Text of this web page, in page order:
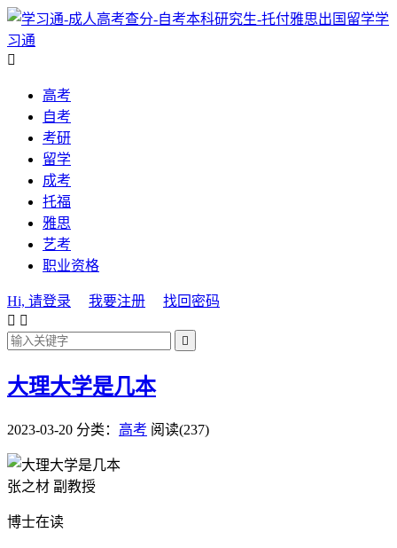
学
习通

高考
自考
考研
留学
成考
托福
雅思
艺考
职业资格
Hi, 请登录 我要注册
找回密码
 

大理大学是几本
2023-03-20 分类： 高考 阅读(237)
张之材 副教授
博士在读